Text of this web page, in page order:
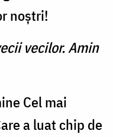
noştri!
vecilor. Amin
Cel mai
a luat chip de